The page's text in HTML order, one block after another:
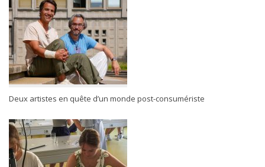
Deux artistes en quête d’un monde post-consumériste